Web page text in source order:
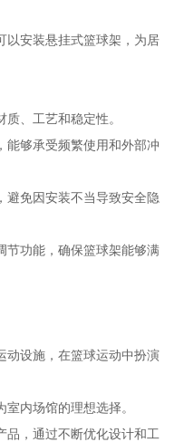
以安装悬挂式篮球架，为居
、工艺和稳定性。
能够承受频繁使用和外部冲
避免因安装不当导致安全隐
节功能，确保篮球架能够满
动设施，在篮球运动中扮演
内场馆的理想选择。
品，通过不断优化设计和工